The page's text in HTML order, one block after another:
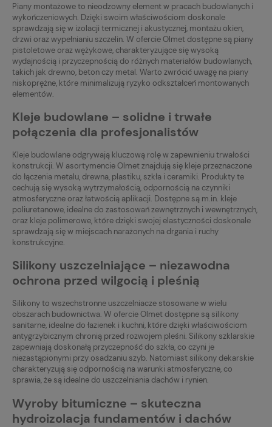
Piany montażowe to nieodzowny element w pracach budowlanych i
wykończeniowych. Dzięki swoim właściwościom doskonale
sprawdzają się w izolacji termicznej i akustycznej, montażu okien,
drzwi oraz wypełnianiu szczelin. W ofercie Olmet dostępne są piany
pistoletowe oraz wężykowe, charakteryzujące się wysoką
wydajnością i przyczepnością do różnych materiałów budowlanych,
takich jak drewno, beton czy metal. Warto zwrócić uwagę na piany
niskoprężne, które minimalizują ryzyko odkształceń montowanych
elementów.
Kleje budowlane – solidne i trwałe
połączenia dla profesjonalistów
Kleje budowlane odgrywają kluczową rolę w zapewnieniu trwałości
konstrukcji. W asortymencie Olmet znajdują się kleje przeznaczone
do łączenia metalu, drewna, plastiku, szkła i ceramiki. Produkty te
cechują się wysoką wytrzymałością, odpornością na czynniki
atmosferyczne oraz łatwością aplikacji. Dostępne są m.in. kleje
poliuretanowe, idealne do zastosowań zewnętrznych i wewnętrznych,
oraz kleje polimerowe, które dzięki swojej elastyczności doskonale
sprawdzają się w miejscach narażonych na drgania i ruchy
konstrukcyjne.
Silikony uszczelniające – niezawodna
ochrona przed wilgocią i pleśnią
Silikony to wszechstronne uszczelniacze stosowane w wielu
obszarach budownictwa. W ofercie Olmet dostępne są silikony
sanitarne, idealne do łazienek i kuchni, które dzięki właściwościom
antygrzybicznym chronią przed rozwojem pleśni. Silikony szklarskie
zapewniają doskonałą przyczepność do szkła, co czyni je
niezastąpionymi przy osadzaniu szyb. Natomiast silikony dekarskie
charakteryzują się odpornością na warunki atmosferyczne, co
sprawia, że są idealne do uszczelniania dachów i rynien.
Wyroby bitumiczne – skuteczna
hydroizolacja fundamentów i dachów